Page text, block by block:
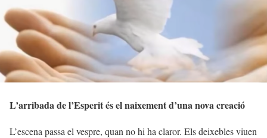
L’arribada de l’Esperit és el naixement d’una nova creació
L’escena passa el vespre, quan no hi ha claror. Els deixebles viuen